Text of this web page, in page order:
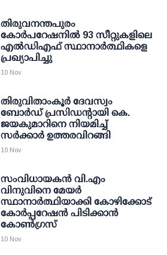
തിരുവനന്തപുരം
കോര്‍പറേഷനില്‍ 93 സീറ്റുകളിലെ
എല്‍ഡിഎഫ് സ്ഥാനാര്‍ത്ഥികളെ
പ്രഖ്യാപിച്ചു
10 Nov
തിരുവിതാംകൂര്‍ ദേവസ്വം
ബോര്‍ഡ് പ്രസിഡന്റായി കെ.
ജയകുമാറിനെ നിയമിച്ച്
സര്‍ക്കാര്‍ ഉത്തരവിറങ്ങി
10 Nov
സംവിധായകന്‍ വി.എം
വിനുവിനെ മേയര്‍
സ്ഥാനാര്‍ത്ഥിയാക്കി കോഴിക്കോട്
കോര്‍പ്പറേഷന്‍ പിടിക്കാന്‍
കോണ്‍ഗ്രസ്
10 Nov